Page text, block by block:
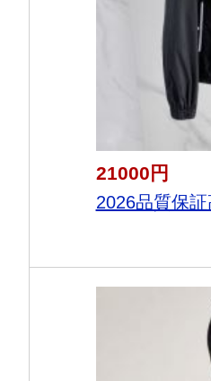
21000円
2026品質保